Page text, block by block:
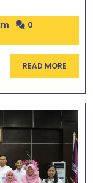
adm@kesmasfkm
0
READ MORE
MORE